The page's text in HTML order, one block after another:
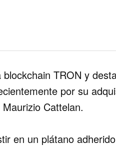
TRON y
por su
Cattelan.
en un plátano